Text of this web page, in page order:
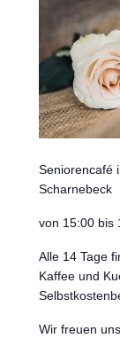
Seniorencafé
Scharnebeck
von 15:00 bis
Alle 14 Tage
Kaffee und
Wir freuen